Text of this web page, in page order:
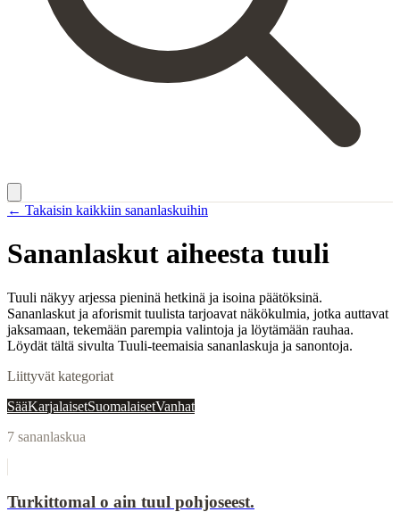
← Takaisin kaikkiin sananlaskuihin
Sananlaskut aiheesta tuuli
Tuuli näkyy arjessa pieninä hetkinä ja isoina päätöksinä.
Sananlaskut ja aforismit tuulista tarjoavat näkökulmia, jotka auttavat
jaksamaan, tekemään parempia valintoja ja löytämään rauhaa.
Löydät tältä sivulta Tuuli-teemaisia sananlaskuja ja sanontoja.
Liittyvät kategoriat
SääKarjalaisetSuomalaisetVanhat
7 sananlaskua
Turkittomal o ain tuul pohjoseest.